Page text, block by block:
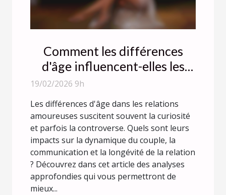
Comment les différences
d'âge influencent-elles les
relations amoureuses ?
19/02/2026 9h
Les différences d'âge dans les relations
amoureuses suscitent souvent la curiosité
et parfois la controverse. Quels sont leurs
impacts sur la dynamique du couple, la
communication et la longévité de la relation
? Découvrez dans cet article des analyses
approfondies qui vous permettront de
mieux...